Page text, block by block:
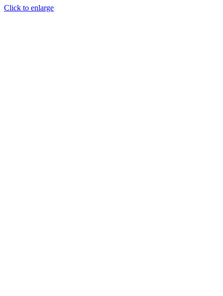
Click to enlarge